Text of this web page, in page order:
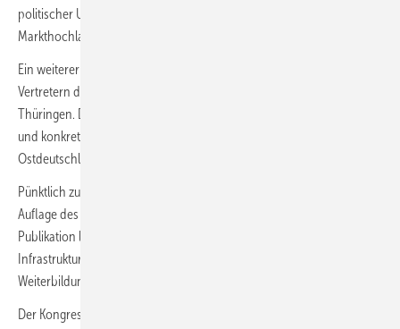
politischer Unterstützung essenziell für das Gelingen des Wasserstoff-
Markthochlaufs ist.“
Ein weiterer Programmpunkt war eine Podiumsdiskussion mit
Vertretern der Landesregierungen von Sachsen, Sachsen-Anhalt und
Thüringen. Dabei ging es um Förderprogramme, Landesstrategien
und konkrete Pläne zum Aufbau der Wasserstoffwirtschaft in
Ostdeutschland.
Pünktlich zum Kongress veröffentlichten die Veranstalter die fünfte
Auflage des Mitteldeutschen Wasserstoffatlas. Die rund 90-seitige
Publikation listet über 70 Projekte und Akteure aus den Bereichen
Infrastruktur, Wertschöpfung, Forschung, Netzwerke und
Weiterbildung auf.
Der Kongress wurde von zahlreichen Partnern unterstützt.